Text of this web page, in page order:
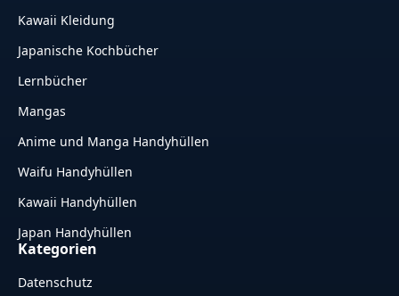
Kawaii Kleidung
Japanische Kochbücher
Lernbücher
Mangas
Anime und Manga Handyhüllen
Waifu Handyhüllen
Kawaii Handyhüllen
Japan Handyhüllen
Kategorien
Datenschutz